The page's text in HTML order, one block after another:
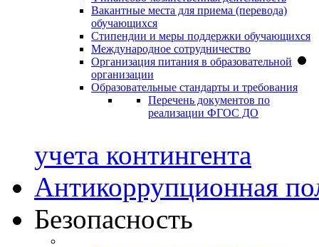
Вакантные места для приема (перевода)
обучающихся
Стипендии и меры поддержки обучающихся
Международное сотрудничество
Организация питания в образовательной
организации
Образовательные стандарты и требования
Перечень документов по
реализации ФГОС ДО
учета контингента
Антикоррупционная
Безопасность